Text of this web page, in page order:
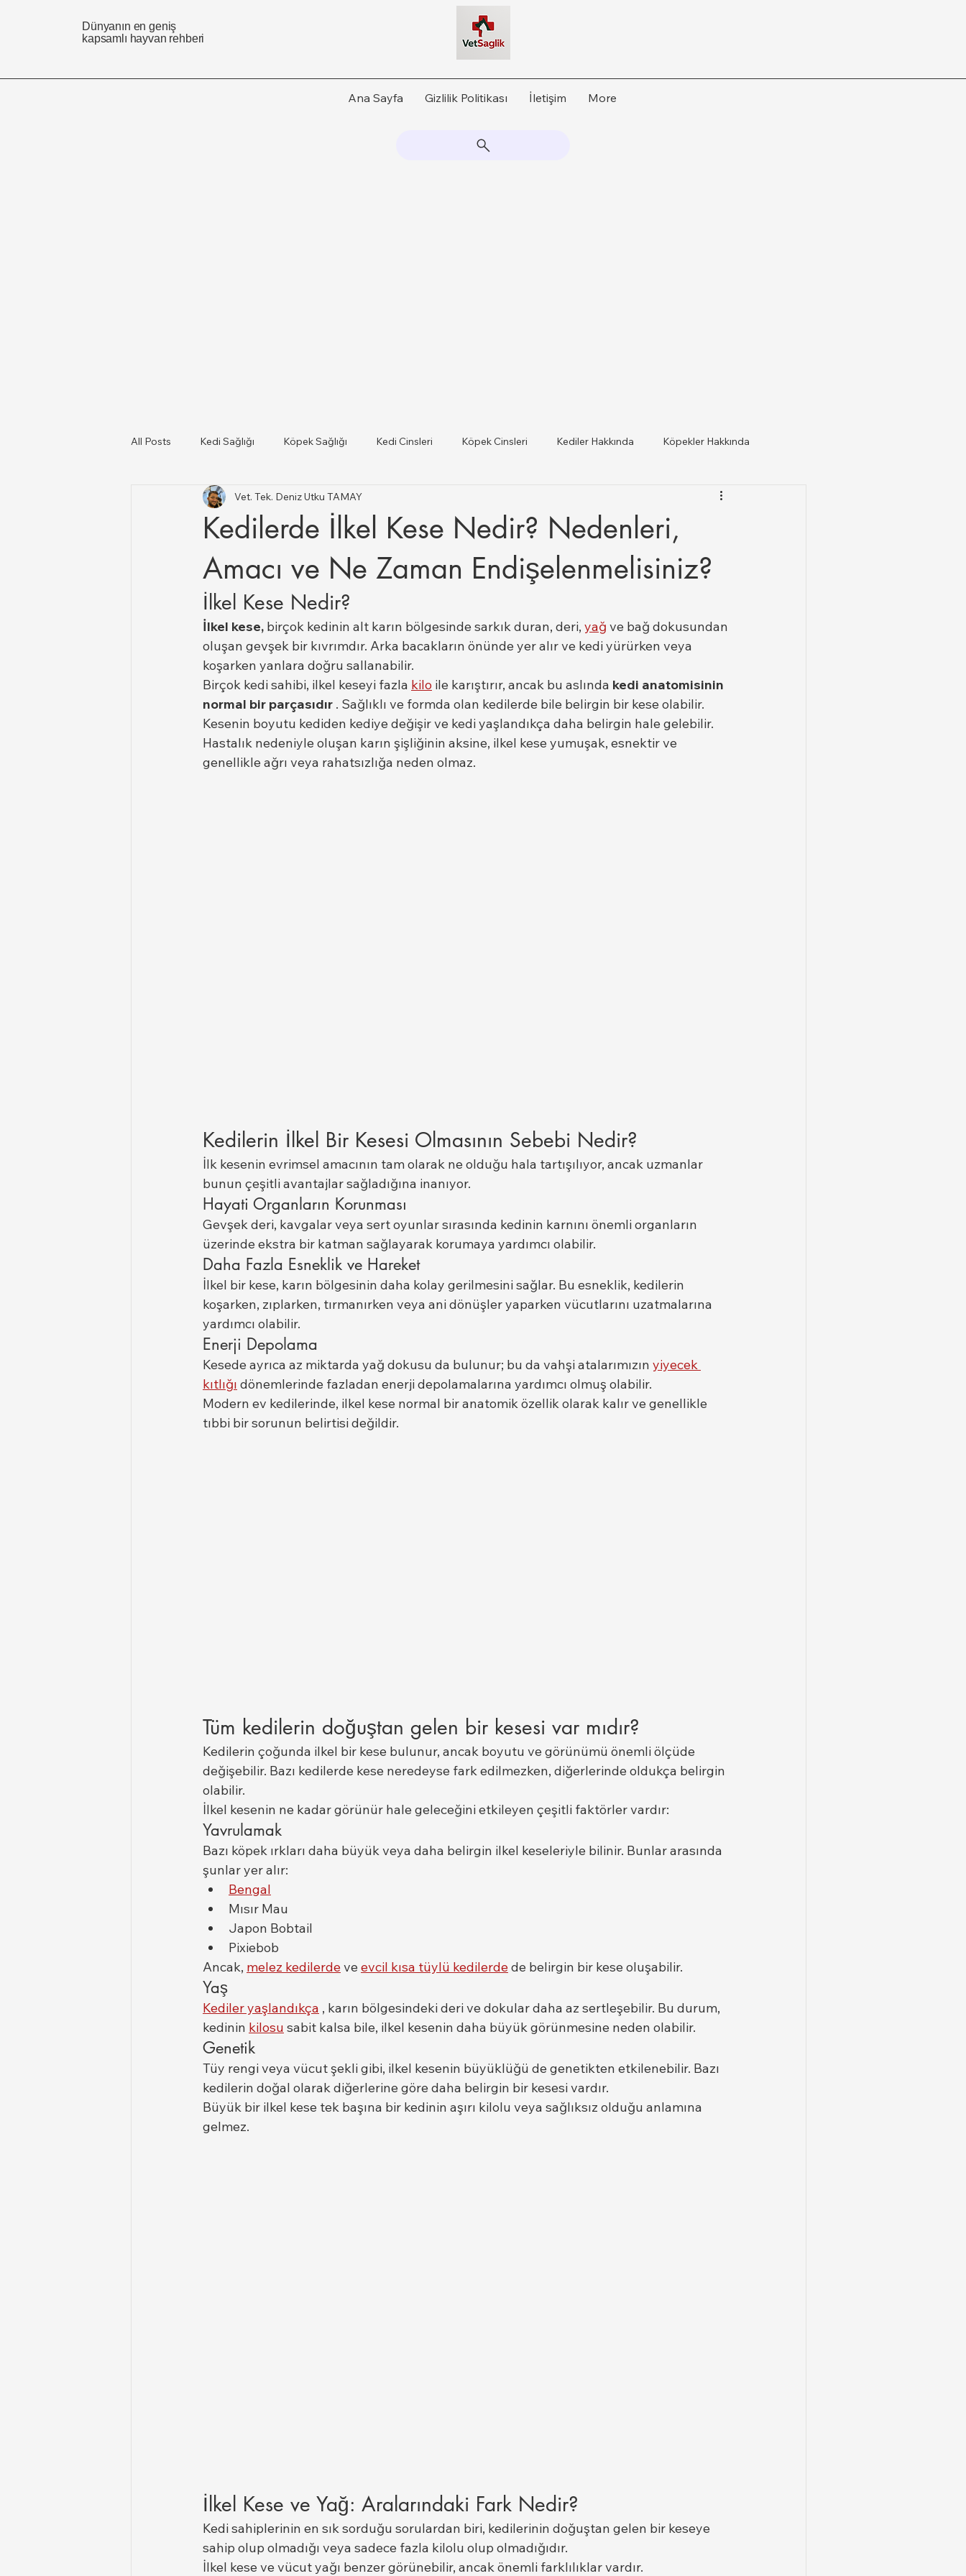
Dünyanın en geniş
kapsamlı hayvan rehberi
Ana Sayfa Gizlilik Politikası İletişim More
All Posts Kedi Sağlığı Köpek Sağlığı Kedi Cinsleri Köpek Cinsleri Kediler Hakkında Köpekler Hakkında
Kediler Ve Köpekler Türkiye il ilce Veteriner Listesi
Büyükbaş ve Küçükbaş Hayvan Sağlığı
Kedilerde İlkel Kese Nedir? Nedenleri,
Amacı ve Ne Zaman Endişelenmelisiniz?
Vet. Tek. Deniz Utku TAMAY
İlkel Kese Nedir?
İlkel kese, birçok kedinin alt karın bölgesinde sarkık duran, deri, yağ ve bağ dokusundan
oluşan gevşek bir kıvrımdır. Arka bacakların önünde yer alır ve kedi yürürken veya
koşarken yanlara doğru sallanabilir.
Birçok kedi sahibi, ilkel keseyi fazla kilo ile karıştırır, ancak bu aslında kedi anatomisinin
normal bir parçasıdır . Sağlıklı ve formda olan kedilerde bile belirgin bir kese olabilir.
Kesenin boyutu kediden kediye değişir ve kedi yaşlandıkça daha belirgin hale gelebilir.
Hastalık nedeniyle oluşan karın şişliğinin aksine, ilkel kese yumuşak, esnektir ve
genellikle ağrı veya rahatsızlığa neden olmaz.
Kedilerin İlkel Bir Kesesi Olmasının Sebebi Nedir?
İlk kesenin evrimsel amacının tam olarak ne olduğu hala tartışılıyor, ancak uzmanlar
bunun çeşitli avantajlar sağladığına inanıyor.
Hayati Organların Korunması
Gevşek deri, kavgalar veya sert oyunlar sırasında kedinin karnını önemli organların
üzerinde ekstra bir katman sağlayarak korumaya yardımcı olabilir.
Daha Fazla Esneklik ve Hareket
İlkel bir kese, karın bölgesinin daha kolay gerilmesini sağlar. Bu esneklik, kedilerin
koşarken, zıplarken, tırmanırken veya ani dönüşler yaparken vücutlarını uzatmalarına
yardımcı olabilir.
Enerji Depolama
Kesede ayrıca az miktarda yağ dokusu da bulunur; bu da vahşi atalarımızın yiyecek
kıtlığı dönemlerinde fazladan enerji depolamalarına yardımcı olmuş olabilir.
Modern ev kedilerinde, ilkel kese normal bir anatomik özellik olarak kalır ve genellikle
tıbbi bir sorunun belirtisi değildir.
Tüm kedilerin doğuştan gelen bir kesesi var mıdır?
Kedilerin çoğunda ilkel bir kese bulunur, ancak boyutu ve görünümü önemli ölçüde
değişebilir. Bazı kedilerde kese neredeyse fark edilmezken, diğerlerinde oldukça belirgin
olabilir.
İlkel kesenin ne kadar görünür hale geleceğini etkileyen çeşitli faktörler vardır:
Yavrulamak
Bazı köpek ırkları daha büyük veya daha belirgin ilkel keseleriyle bilinir. Bunlar arasında
şunlar yer alır:
Bengal
Mısır Mau
Japon Bobtail
Pixiebob
Ancak, melez kedilerde ve evcil kısa tüylü kedilerde de belirgin bir kese oluşabilir.
Yaş
Kediler yaşlandıkça , karın bölgesindeki deri ve dokular daha az sertleşebilir. Bu durum,
kedinin kilosu sabit kalsa bile, ilkel kesenin daha büyük görünmesine neden olabilir.
Genetik
Tüy rengi veya vücut şekli gibi, ilkel kesenin büyüklüğü de genetikten etkilenebilir. Bazı
kedilerin doğal olarak diğerlerine göre daha belirgin bir kesesi vardır.
Büyük bir ilkel kese tek başına bir kedinin aşırı kilolu veya sağlıksız olduğu anlamına
gelmez.
İlkel Kese ve Yağ: Aralarındaki Fark Nedir?
Kedi sahiplerinin en sık sorduğu sorulardan biri, kedilerinin doğuştan gelen bir keseye
sahip olup olmadığı veya sadece fazla kilolu olup olmadığıdır.
İlkel kese ve vücut yağı benzer görünebilir, ancak önemli farklılıklar vardır.